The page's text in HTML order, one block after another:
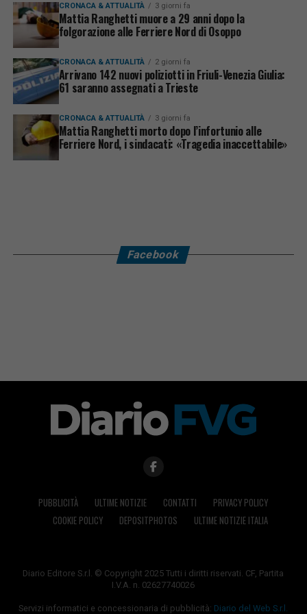
CRONACA & ATTUALITÀ 3 giorni fa
Mattia Ranghetti muore a 29 anni dopo la
folgorazione alle Ferriere Nord di Osoppo
CRONACA & ATTUALITÀ 2 giorni fa
Arrivano 142 nuovi poliziotti in Friuli-Venezia Giulia:
61 saranno assegnati a Trieste
CRONACA & ATTUALITÀ 3 giorni fa
Mattia Ranghetti morto dopo l’infortunio alle
Ferriere Nord, i sindacati: «Tragedia inaccettabile»
Facebook
PUBBLICITÀ ULTIME NOTIZIE CONTATTI
PRIVACY POLICY
COOKIE POLICY
DEPOSITPHOTOS ULTIME NOTIZIE ITALIA
Diario Editore S.r.l. © Copyright 2025 Tutti i diritti riservati. CF, Partita
I.V.A. n. 02627740026
Servizi informatici e concessionaria di pubblicità: Diario del Web S.r.l.